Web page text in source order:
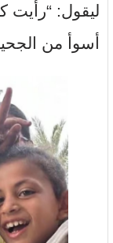
ليقول: “رأيت
أسوأ من